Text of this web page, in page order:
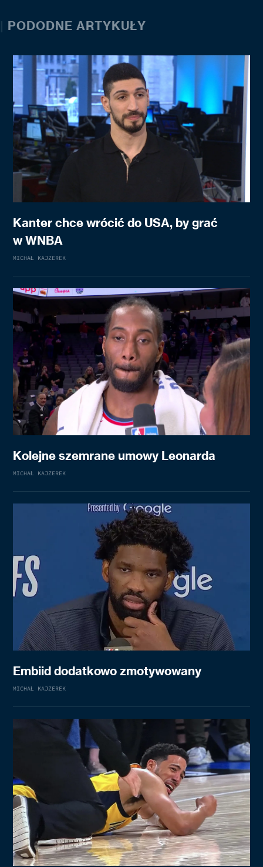
| PODODNE ARTYKUŁY
Kanter chce wrócić do USA, by grać
w WNBA
MICHAŁ KAJZEREK
Kolejne szemrane umowy Leonarda
MICHAŁ KAJZEREK
Embiid dodatkowo zmotywowany
MICHAŁ KAJZEREK